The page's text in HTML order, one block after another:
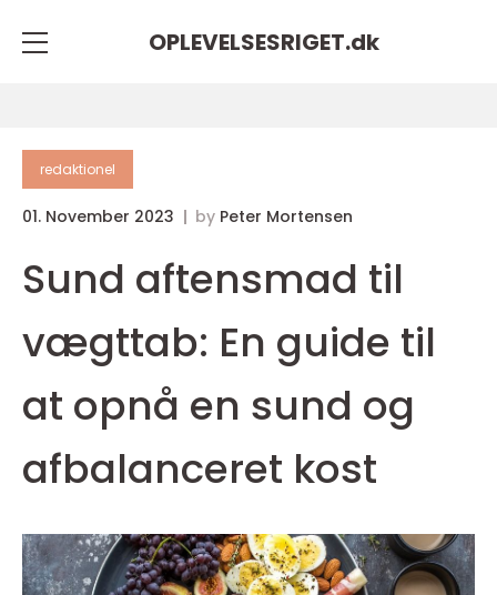
OPLEVELSESRIGET.dk
redaktionel
01. November 2023 by Peter Mortensen
Sund aftensmad til
vægttab: En guide til
at opnå en sund og
afbalanceret kost